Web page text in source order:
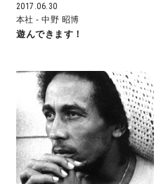
来店
OWNER’S
nattokuグループ
2017.06.30
本社- 中野 昭博
遊んできます！